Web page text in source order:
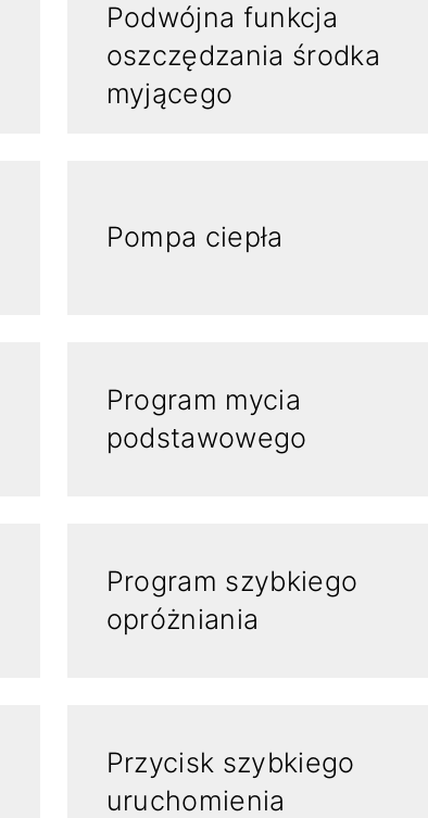
Podwójna funkcja
oszczędzania środka
myjącego
Pompa ciepła
Program mycia
podstawowego
Program szybkiego
opróżniania
Przycisk szybkiego
uruchomienia